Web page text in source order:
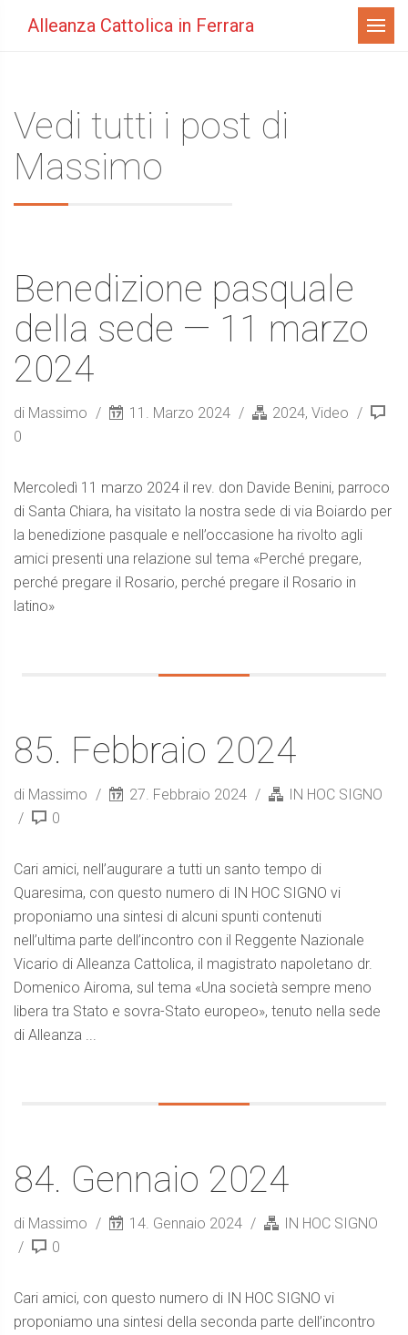
Alleanza Cattolica in Ferrara Menù
Vedi tutti i post di
Massimo
Benedizione pasquale
della sede — 11 marzo
2024
di Massimo 11. Marzo 2024 2024, Video
0
Mercoledì 11 marzo 2024 il rev. don Davide Benini, parroco
di Santa Chiara, ha visitato la nostra sede di via Boiardo per
la benedizione pasquale e nell’occasione ha rivolto agli
amici presenti una relazione sul tema «Perché pregare,
perché pregare il Rosario, perché pregare il Rosario in
latino»
85. Febbraio 2024
di Massimo 27. Febbraio 2024
IN HOC SIGNO
0
Cari amici, nell’augurare a tutti un santo tempo di
Quaresima, con questo numero di IN HOC SIGNO vi
proponiamo una sintesi di alcuni spunti contenuti
nell’ultima parte dell’incontro con il Reggente Nazionale
Vicario di Alleanza Cattolica, il magistrato napoletano dr.
Domenico Airoma, sul tema «Una società sempre meno
libera tra Stato e sovra-Stato europeo», tenuto nella sede
di Alleanza ...
84. Gennaio 2024
di Massimo 14. Gennaio 2024
IN HOC SIGNO
0
Cari amici, con questo numero di IN HOC SIGNO vi
proponiamo una sintesi della seconda parte dell’incontro